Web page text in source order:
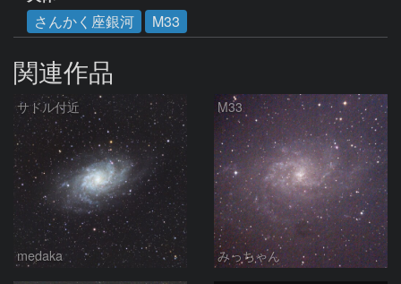
さんかく座銀河
M33
関連作品
サドル付近
medaka
M33
みっちゃん